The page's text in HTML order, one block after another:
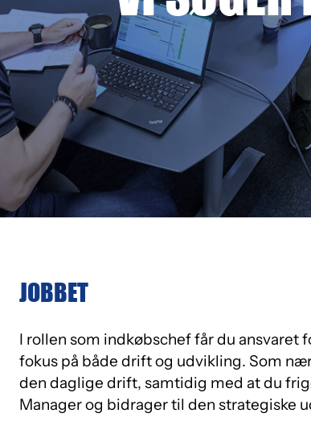
JOBBET
I rollen som indkøbschef får du
fokus på både drift og udvikling. Som
den daglige drift, samtidig med at du
Manager og bidrager til den strategiske